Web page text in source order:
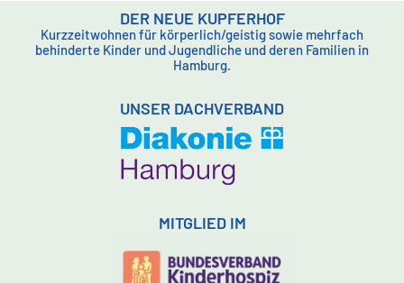
DER NEUE KUPFERHOF
Kurzzeitwohnen für körperlich/geistig sowie mehrfach
behinderte Kinder und Jugendliche und deren Familien in
Hamburg.
UNSER DACHVERBAND
MITGLIED IM